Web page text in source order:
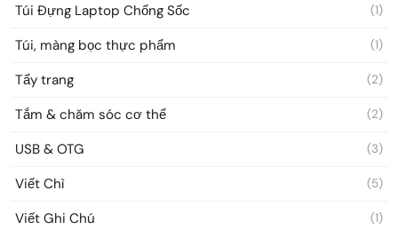
Túi Đựng Laptop Chống Sốc (1)
Túi, màng bọc thực phẩm (1)
Tẩy trang (2)
Tắm & chăm sóc cơ thể (2)
USB & OTG (3)
Viết Chì (5)
Viết Ghi Chú (1)